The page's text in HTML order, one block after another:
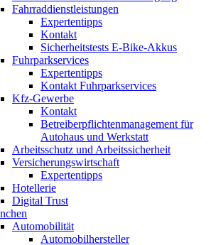
Fahrraddienstleistungen
Expertentipps
Kontakt
Sicherheitstests E-Bike-Akkus
Fuhrparkservices
Expertentipps
Kontakt Fuhrparkservices
Kfz-Gewerbe
Kontakt
Betreiberpflichtenmanagement für
Autohaus und Werkstatt
Arbeitsschutz und Arbeitssicherheit
Versicherungswirtschaft
Expertentipps
Hotellerie
Digital Trust
Automobilität
Automobilhersteller